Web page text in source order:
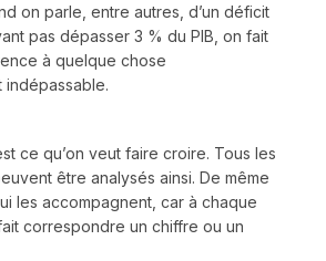
on parle, entre autres, d’un déficit
pas dépasser 3 % du PIB, on fait
à quelque chose
indépassable.
ce qu’on veut faire croire. Tous les
être analysés ainsi. De même
les accompagnent, car à chaque
correspondre un chiffre ou un